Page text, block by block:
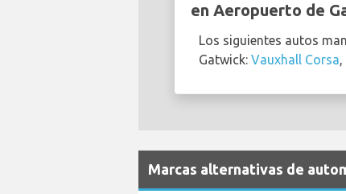
en Aeropuerto de
Los siguientes autos
Gatwick: Vauxhall Corsa,
Marcas alternativas de